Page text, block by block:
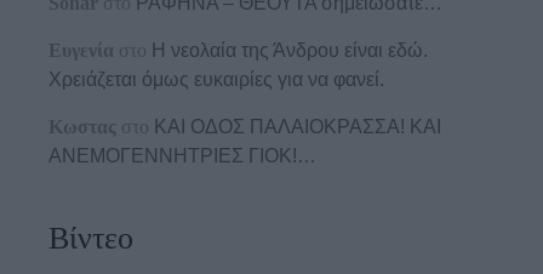
Ευγενία στο Η νεολαία της Άνδρου είναι εδώ.
Χρειάζεται όμως ευκαιρίες για να φανεί.
Κωστας στο ΚΑΙ ΟΔΟΣ ΠΑΛΑIΟΚΡΑΣΣΑ! ΚΑΙ
ΑΝΕΜΟΓΕΝΝΗΤΡΙΕΣ ΓΙΟΚ!…
Βίντεο